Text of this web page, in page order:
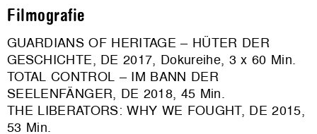
Filmografie
GUARDIANS OF HERITAGE – HÜTER DER
GESCHICHTE, DE 2017, Dokureihe, 3 x 60 Min.
TOTAL CONTROL – IM BANN DER
SEELENFÄNGER, DE 2018, 45 Min.
THE LIBERATORS: WHY WE FOUGHT, DE 2015,
53 Min.